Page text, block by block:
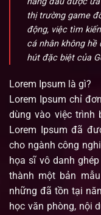
thị trường game
động, việc tìm
cá nhân không hề
hút đặc biệt của
Lorem Ipsum là gì?
Lorem Ipsum chỉ
dùng vào việc trình
Lorem Ipsum đã
cho ngành công
họa sĩ vô danh
thành một bản
những đã tồn tại
học văn phòng, nội